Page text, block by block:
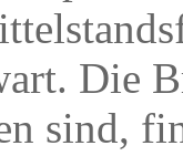
Die
sind,